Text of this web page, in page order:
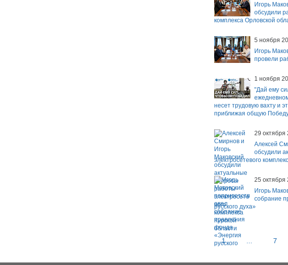
Игорь
обсудили
комплекса Орловской
5 ноября
Игорь
провели
1 ноября
"Дай ему
несет трудовую вахту и
приближая общую
29 октября
Алексей
обсудили
электросетевого
25 октября
Игорь
собрание
русского духа»
1 ... 7